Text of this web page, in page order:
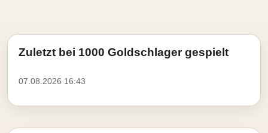
Zuletzt bei 1000 Goldschlager gespielt
07.08.2026 16:43